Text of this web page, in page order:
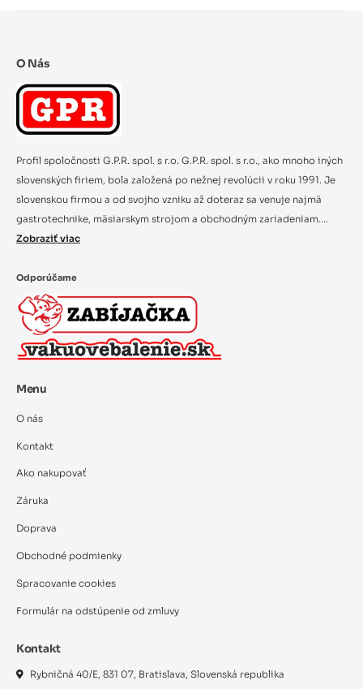
O Nás
Profil spoločnosti G.P.R. spol. s r.o. G.P.R. spol. s r.o., ako mnoho iných
slovenských firiem, bola založená po nežnej revolúcii v roku 1991. Je
slovenskou firmou a od svojho vzniku až doteraz sa venuje najmä
gastrotechnike, mäsiarskym strojom a obchodným zariadeniam....
Zobraziť viac
Odporúčame
Menu
O nás
Kontakt
Ako nakupovať
Záruka
Doprava
Obchodné podmienky
Spracovanie cookies
Formulár na odstúpenie od zmluvy
Kontakt
Rybničná 40/E, 831 07, Bratislava, Slovenská republika